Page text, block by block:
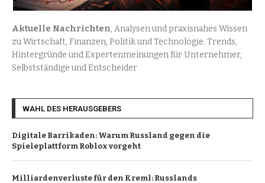
Aktuelle Nachrichten, Analysen und praxisnahes Wissen
zu Wirtschaft, Finanzen, Politik und Technologie. Trends,
Hintergründe und Expertenmeinungen für Unternehmer,
Selbstständige und Entscheider
WAHL DES HERAUSGEBERS
Digitale Barrikaden: Warum Russland gegen die
Spieleplattform Roblox vorgeht
Milliardenverluste für den Kreml: Russlands